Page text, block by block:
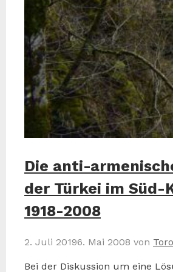
Die anti-
der Türkei im Süd-
1918-2008
2. Juli 20196. Mai 2008 von
Bei der Diskussion um eine